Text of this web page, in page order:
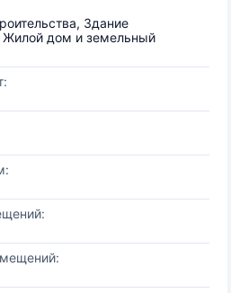
Здание
дом и земельный